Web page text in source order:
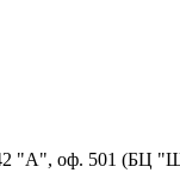
42 "А", оф. 501 (БЦ